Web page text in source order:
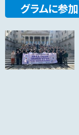
グラムに参